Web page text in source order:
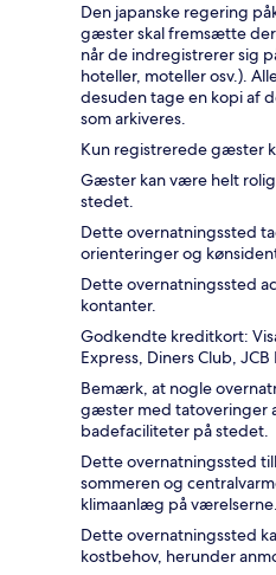
Den japanske regering
gæster skal fremsætte
når de indregistrerer sig
hoteller, moteller osv.).
desuden tage en kopi af
som arkiveres.
Kun registrerede gæster
Gæster kan være helt
stedet.
Dette overnatningssted
orienteringer og
Dette overnatningssted
kontanter.
Godkendte kreditkort:
Express, Diners Club,
Bemærk, at nogle
gæster med tatoveringer
badefaciliteter på stedet.
Dette overnatningssted
sommeren og
klimaanlæg på værelserne.
Dette overnatningssted
kostbehov, herunder